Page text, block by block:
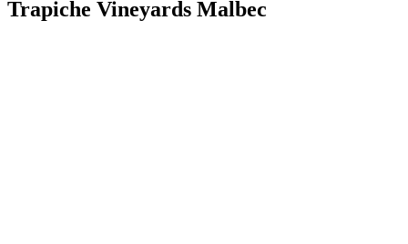
Trapiche Vineyards Malbec